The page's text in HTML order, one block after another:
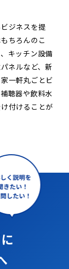
ジネスを提
ちろんのこ
キッチン設備
ネルなど、新
一軒丸ごとビ
聴器や飲料水
付けることが